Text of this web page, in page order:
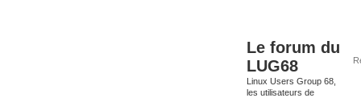
Le forum du
LUG68
Linux Users Group 68,
les utilisateurs de